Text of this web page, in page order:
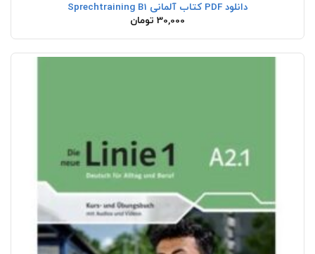
دانلود PDF کتاب آلمانی Sprechtraining B1
30,000 تومان